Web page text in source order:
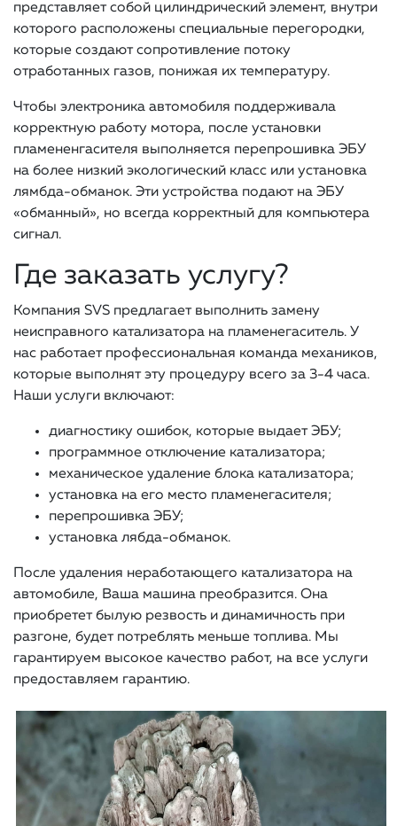
представляет собой цилиндрический элемент, внутри
которого расположены специальные перегородки,
которые создают сопротивление потоку
отработанных газов, понижая их температуру.
Чтобы электроника автомобиля поддерживала
корректную работу мотора, после установки
пламененгасителя выполняется перепрошивка ЭБУ
на более низкий экологический класс или установка
лямбда-обманок. Эти устройства подают на ЭБУ
«обманный», но всегда корректный для компьютера
сигнал.
Где заказать услугу?
Компания SVS предлагает выполнить замену
неисправного катализатора на пламенегаситель. У
нас работает профессиональная команда механиков,
которые выполнят эту процедуру всего за 3-4 часа.
Наши услуги включают:
диагностику ошибок, которые выдает ЭБУ;
программное отключение катализатора;
механическое удаление блока катализатора;
установка на его место пламенегасителя;
перепрошивка ЭБУ;
установка лябда-обманок.
После удаления неработающего катализатора на
автомобиле, Ваша машина преобразится. Она
приобретет былую резвость и динамичность при
разгоне, будет потреблять меньше топлива. Мы
гарантируем высокое качество работ, на все услуги
предоставляем гарантию.